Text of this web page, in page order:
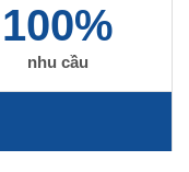
100%
nhu cầu